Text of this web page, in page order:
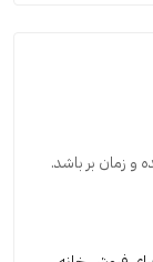
و زمان بر باشد.